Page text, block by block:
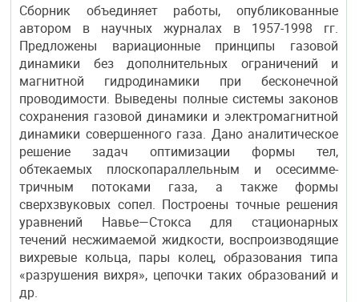
Сборник объединяет работы, опубликованные
автором в научных журналах в 1957-1998 гг.
Предложены вариационные принципы газовой
динамики без дополнительных ограничений и
магнитной гидродинамики при бесконечной
проводимости. Выведены полные системы законов
сохранения газовой динамики и электромагнитной
динамики совершенного газа. Дано аналитическое
решение задач оптимизации формы тел,
обтекаемых плоскопараллельным и осесимме-
тричным потоками газа, а также формы
сверхзвуковых сопел. Построены точные решения
уравнений Навье—Стокса для стационарных
течений несжимаемой жидкости, воспроизводящие
вихревые кольца, пары колец, образования типа
«разрушения вихря», цепочки таких образований и
др.